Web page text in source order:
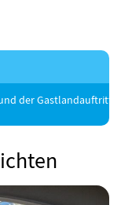
der Gastlandauftritt